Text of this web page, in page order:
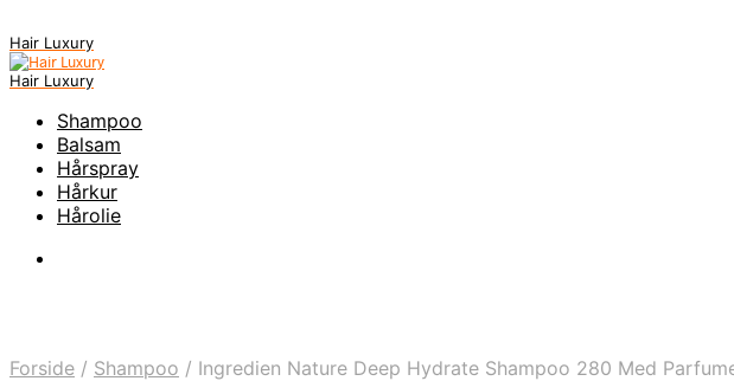
Hair Luxury
Hair Luxury
Shampoo
Balsam
Hårspray
Hårkur
Hårolie
Forside / Shampoo / Ingredien Nature Deep Hydrate Shampoo 280 Med